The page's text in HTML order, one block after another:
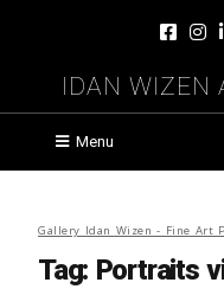
Idan
Menu
Gallery Idan Wizen - Fine Art
Tag: Portraits